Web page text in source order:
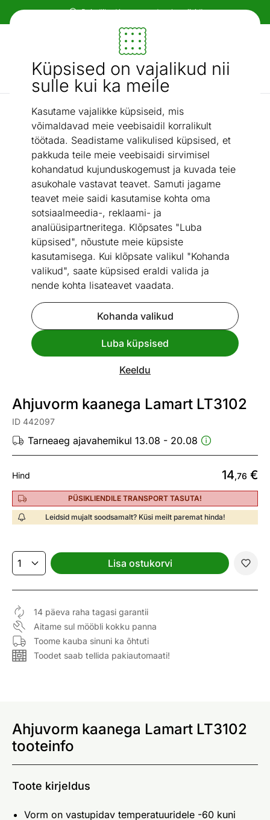
Küpsised on vajalikud nii
sulle kui ka meile
Kasutame vajalikke küpsiseid, mis
võimaldavad meie veebisaidil korralikult
töötada. Seadistame valikulised küpsised, et
pakkuda teile meie veebisaidi sirvimisel
kohandatud kujunduskogemust ja kuvada teie
asukohale vastavat teavet. Samuti jagame
teavet meie saidi kasutamise kohta oma
sotsiaalmeedia-, reklaami- ja
analüüsipartneritega. Klõpsates "Luba
küpsised", nõustute meie küpsiste
kasutamisega. Kui klõpsate valikul "Kohanda
valikud", saate küpsised eraldi valida ja
nende kohta lisateavet vaadata.
Kohanda valikud
Luba küpsised
Keeldu
Paindlikud ja mugavad makseviisid!
Mööbel ja sisustus - ON24
Otsi...
AI otsing
Küpsetus- ja koogivormid / Ahjuvorm kaanega Lamart LT3102
Vaata sarnaseid
Ahjuvorm kaanega Lamart LT3102
ID 442097
Tarneaeg ajavahemikul 13.08 - 20.08
Hind 14,76 €
PÜSIKLIENDILE TRANSPORT TASUTA!
Leidsid mujalt soodsamalt? Küsi meilt paremat hinda!
Lisa ostukorvi
14 päeva raha tagasi garantii
Aitame sul mööbli kokku panna
Toome kauba sinuni ka õhtuti
Toodet saab tellida pakiautomaati!
Ahjuvorm kaanega Lamart LT3102
tooteinfo
Toote kirjeldus
Vorm on vastupidav temperatuuridele -60 kuni